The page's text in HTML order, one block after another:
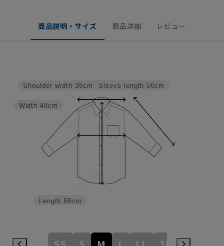
商品説明・サイズ 商品詳細 レビュー
Sleeve length 56cm
Length 58cm
Width 48cm
Shoulder width 38cm